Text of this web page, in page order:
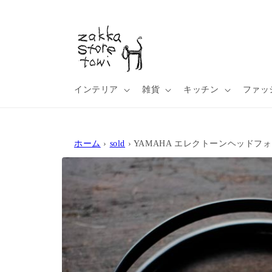
インテリア 雑貨 キッチン ファッ
ホーム › sold › YAMAHA エレクトーンヘッドフ
商品情
報にス
キップ